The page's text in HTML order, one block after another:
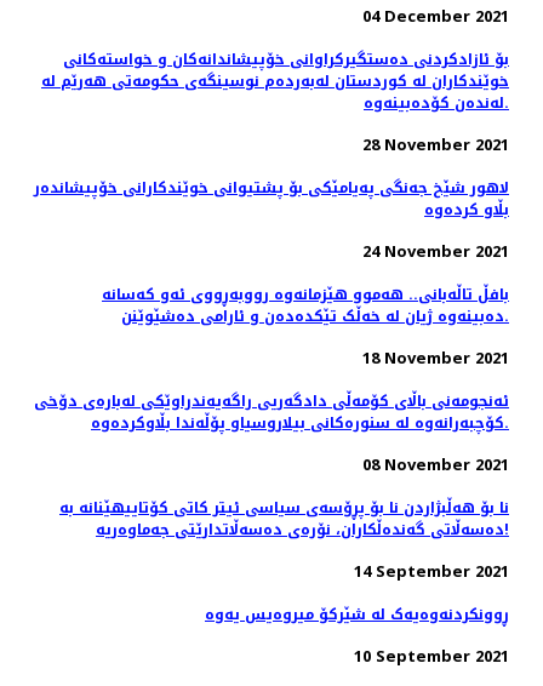
04 December 2021
بۆ ئازادکردنی دەستگیرکراوانی خۆپیشاندانەکان و خواستەکانی
خوێندکاران لە کوردستان لەبەردەم نوسینگەی حکومەتی هەرێم لە
لەندەن کۆدەبینەوە.
28 November 2021
لاهور شێخ جەنگی پەیامێکی بۆ پشتیوانی خوێندکارانی خۆپیشاندەر
بڵاو کردەوە
24 November 2021
بافڵ تاڵەبانی.. ھەموو ھێزمانەوە رووبەڕووی ئەو کەسانە
دەبینەوە ژیان لە خەڵک تێکدەدەن و ئارامی دەشێوێنن.
18 November 2021
ئه‌نجومه‌نی باڵای كۆمه‌ڵی دادگه‌ریی راگه‌یه‌ندراوێكی له‌باره‌ی دۆخی
كۆچبه‌رانه‌وه‌ له‌ سنوره‌كانی بیلاروسیاو پۆڵه‌ندا بڵاوكرده‌وه‌.
08 November 2021
نا بۆ هەڵبژاردن نا بۆ پڕۆسەی سیاسی ئیتر کاتی کۆتاییهێنانە بە
دەسەڵاتی گەندەڵکاران، نۆرەی دەسەڵاتدارێتی جەماوەریە!
14 September 2021
ڕوونکردنەوەیەک لە شێركۆ میروەیس یەوە
10 September 2021